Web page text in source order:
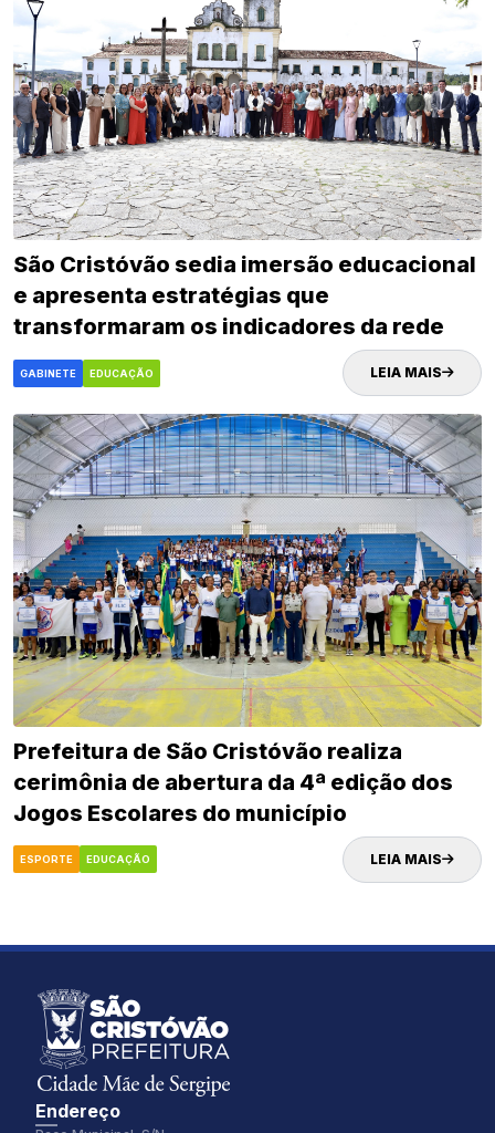
São Cristóvão sedia imersão educacional
e apresenta estratégias que
transformaram os indicadores da rede
municipal
GABINETE EDUCAÇÃO LEIA MAIS
Prefeitura de São Cristóvão realiza
cerimônia de abertura da 4ª edição dos
Jogos Escolares do município
ESPORTE EDUCAÇÃO LEIA MAIS
Endereço